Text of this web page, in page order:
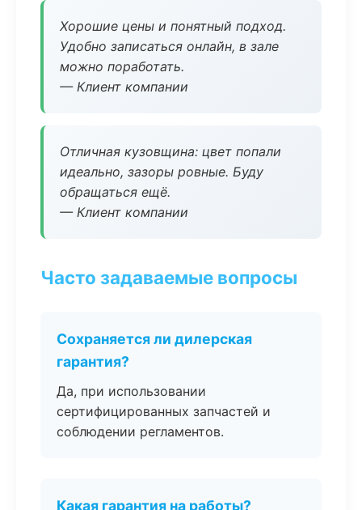
Хорошие цены и понятный подход.
Удобно записаться онлайн, в зале
можно поработать.
— Клиент компании
Отличная кузовщина: цвет попали
идеально, зазоры ровные. Буду
обращаться ещё.
— Клиент компании
Часто задаваемые вопросы
Сохраняется ли дилерская
гарантия?
Да, при использовании
сертифицированных запчастей и
соблюдении регламентов.
Какая гарантия на работы?